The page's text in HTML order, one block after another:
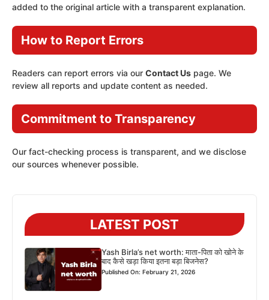
added to the original article with a transparent explanation.
How to Report Errors
Readers can report errors via our Contact Us page. We
review all reports and update content as needed.
Commitment to Transparency
Our fact-checking process is transparent, and we disclose
our sources whenever possible.
LATEST POST
Yash Birla’s net worth: माता-पिता को खोने के
बाद कैसे खड़ा किया इतना बड़ा बिजनेस?
Published On: February 21, 2026